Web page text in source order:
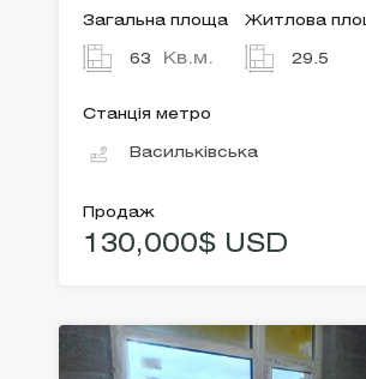
Загальна площа
63 Кв.м.
Житлова
29.5
Станція метро
Васильківська
Продаж
130,000$ USD